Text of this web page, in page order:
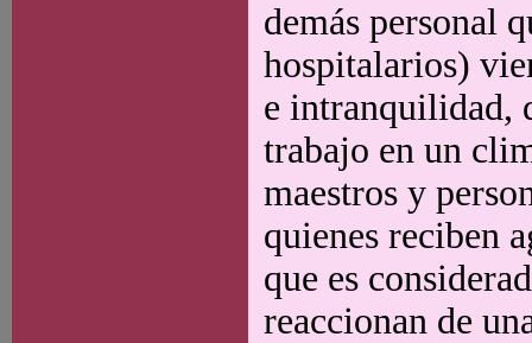
demás personal
hospitalarios)
e intranquilidad,
trabajo en un
maestros y
quienes reciben
que es
reaccionan de